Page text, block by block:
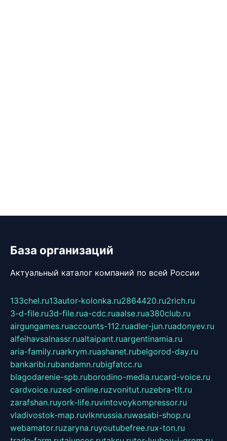
База организаций
Актуальный каталог компаний по всей России
133chel.ru13autor-kolonka.ru2864420.ru2rich.ru
3-d-file.ru3d-file.rua-cdc.ruaalse.rua380club.ru
airgungames.ruaccounts-112.ruadler-jun.ruadonyev.ru
alfeihavsalnassr.rualtaipant.ruargentinamia.ru
aria-family.ruarkrym.ruashanet.rubelgorod-day.ru
bankaribi.rubandamn.rubigfatcc.ru
blagodarenie-spb.ruborodino-media.rucard-voice.ru
cardvoice.ruzed-online.ruzvonitut.ruzebra-tlt.ru
zarafshan.ruyork-life.ruvintovoykompressor.ru
vladivostok-map.ruvlknrussia.ruwasabi-shop.ru
webamator.ruzaryna.ruyoutubefree.rux-ton.ru